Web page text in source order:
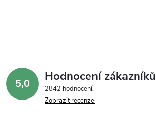
5,0 Hodnocení zákazníků
2842 hodnocení
Zobrazit recenze